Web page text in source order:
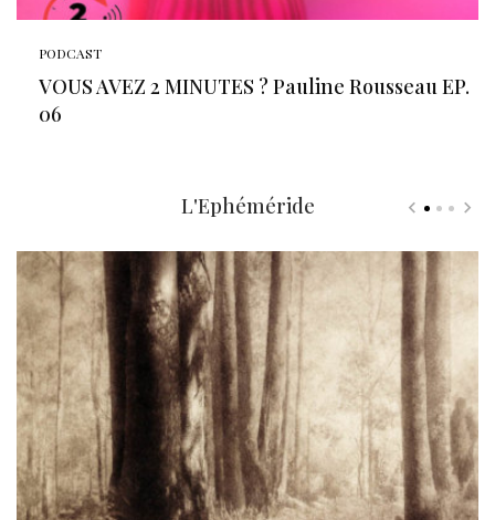
PODCAST
VOUS AVEZ 2 MINUTES ? Pauline Rousseau EP.
06
L'Ephéméride